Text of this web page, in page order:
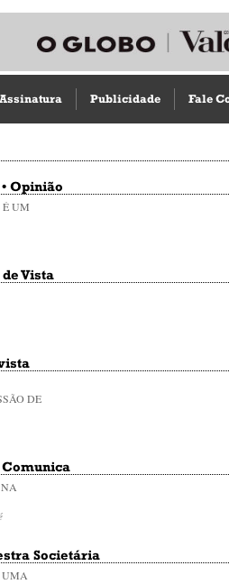
Assinatura Publicidade Fale
• Opinião
É UM
de Vista
DE
Comunica
NA
Societária
UMA